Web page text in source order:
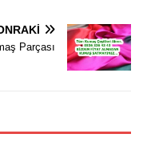
Parçası